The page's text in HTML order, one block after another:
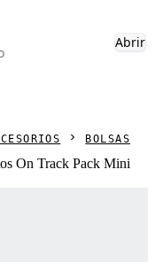
Abrir
BOLSAS
On Track Pack Mini